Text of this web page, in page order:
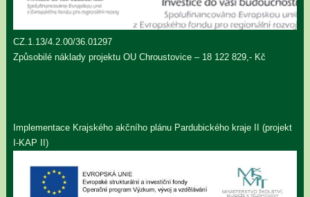
CZ.1.13/4.2.00/36.01297
Způsobilé náklady projektu OU Chroustovice – 18 122 829,- Kč
Implementace Krajského akčního plánu Pardubického kraje II (projekt
I-KAP II)